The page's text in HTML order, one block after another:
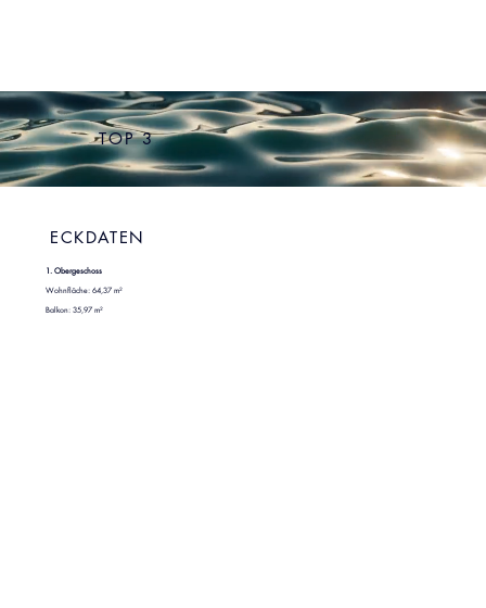
TOP 3
1. Obergeschoss
Wohnfläche: 64,37 m²
Balkon: 35,97 m²
ECKDATEN